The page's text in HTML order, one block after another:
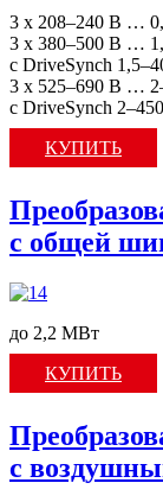
3 x 208–240 В …
3 x 380–500 В …
с DriveSynch
3 x 525–690 В …
с DriveSynch
КУПИТЬ
с общей
до 2,2 МВт
КУПИТЬ
c